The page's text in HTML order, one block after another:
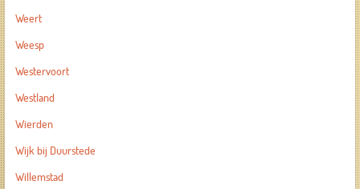
Weert
Weesp
Westervoort
Westland
Wierden
Wijk bij Duurstede
Willemstad